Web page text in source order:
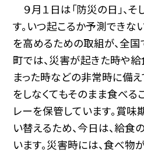
９月１日は「防災の日」、そ
す。いつ起こるか予測できな
を高めるための取組が、全国
町では、災害が起きた時や
まった時などの非常時に備
をしなくてもそのまま食べる
レーを保管しています。賞
い替えるため、今日は、給食
います。災害時には、食べ物